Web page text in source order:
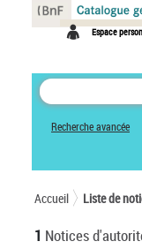
Espace
Recherche avancée
Accueil Liste de
1 Notices
Panneau de gestion des